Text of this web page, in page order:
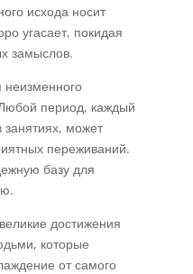
исхода носит
угасает, покидая
замыслов.
период, каждый
может
переживаний.
базу для
достижения
которые
от самого